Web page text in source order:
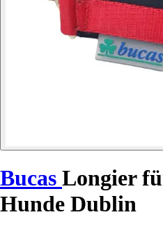
Bucas Longier
Hunde Dublin